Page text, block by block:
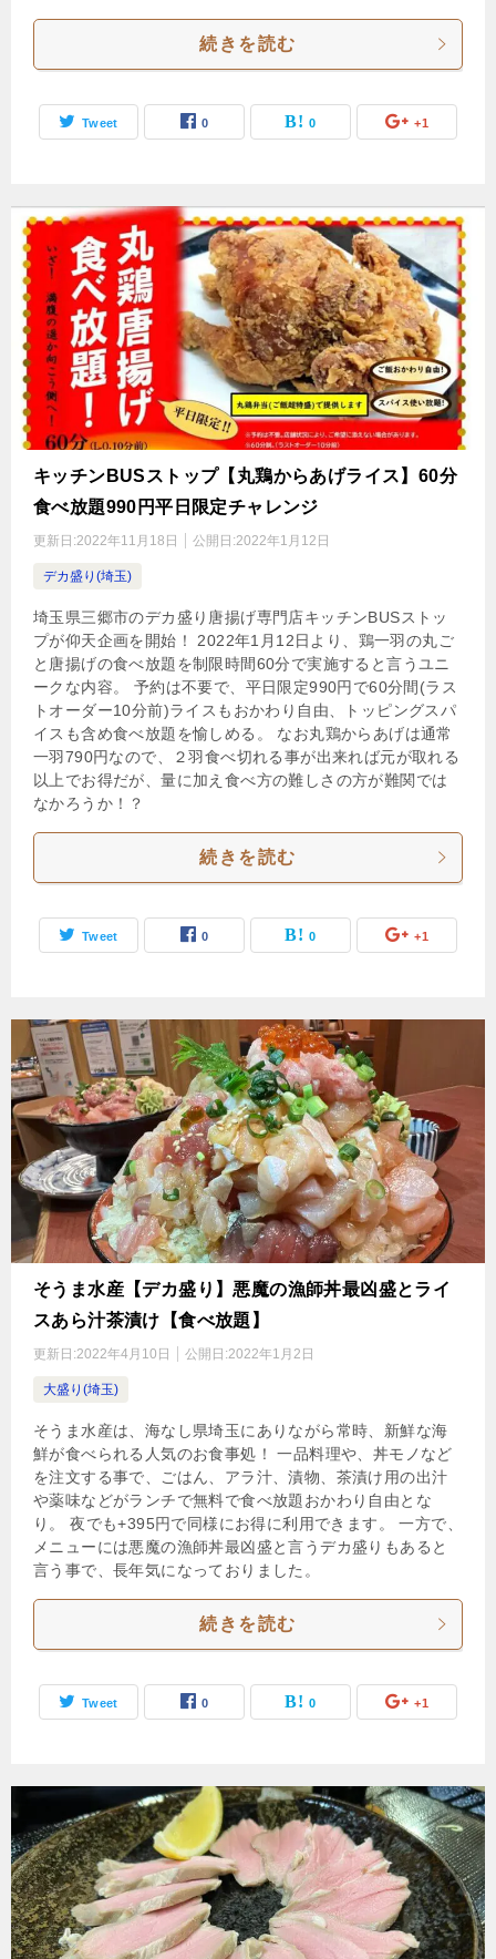
続きを読む
Tweet 0 0 +1
キッチンBUSストップ【丸鶏からあげライス】60分
食べ放題990円平日限定チャレンジ
更新日:2022年11月18日 公開日:2022年1月12日
デカ盛り(埼玉)
埼玉県三郷市のデカ盛り唐揚げ専門店キッチンBUSストッ
プが仰天企画を開始！ 2022年1月12日より、鶏一羽の丸ご
と唐揚げの食べ放題を制限時間60分で実施すると言うユニ
ークな内容。 予約は不要で、平日限定990円で60分間(ラス
トオーダー10分前)ライスもおかわり自由、トッピングスパ
イスも含め食べ放題を愉しめる。 なお丸鶏からあげは通常
一羽790円なので、２羽食べ切れる事が出来れば元が取れる
以上でお得だが、量に加え食べ方の難しさの方が難関では
なかろうか！？
続きを読む
Tweet 0 0 +1
そうま水産【デカ盛り】悪魔の漁師丼最凶盛とライ
スあら汁茶漬け【食べ放題】
更新日:2022年4月10日 公開日:2022年1月2日
大盛り(埼玉)
そうま水産は、海なし県埼玉にありながら常時、新鮮な海
鮮が食べられる人気のお食事処！ 一品料理や、丼モノなど
を注文する事で、ごはん、アラ汁、漬物、茶漬け用の出汁
や薬味などがランチで無料で食べ放題おかわり自由とな
り。 夜でも+395円で同様にお得に利用できます。 一方で、
メニューには悪魔の漁師丼最凶盛と言うデカ盛りもあると
言う事で、長年気になっておりました。
続きを読む
Tweet 0 0 +1